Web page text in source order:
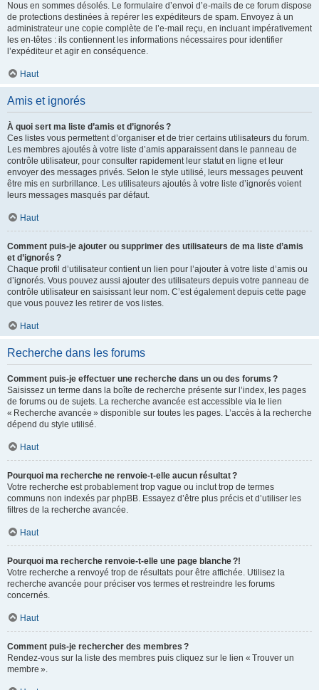
Nous en sommes désolés. Le formulaire d’envoi d’e-mails de ce forum dispose
de protections destinées à repérer les expéditeurs de spam. Envoyez à un
administrateur une copie complète de l’e-mail reçu, en incluant impérativement
les en-têtes : ils contiennent les informations nécessaires pour identifier
l’expéditeur et agir en conséquence.
Haut
Amis et ignorés
À quoi sert ma liste d’amis et d’ignorés ?
Ces listes vous permettent d’organiser et de trier certains utilisateurs du forum.
Les membres ajoutés à votre liste d’amis apparaissent dans le panneau de
contrôle utilisateur, pour consulter rapidement leur statut en ligne et leur
envoyer des messages privés. Selon le style utilisé, leurs messages peuvent
être mis en surbrillance. Les utilisateurs ajoutés à votre liste d’ignorés voient
leurs messages masqués par défaut.
Haut
Comment puis-je ajouter ou supprimer des utilisateurs de ma liste d’amis
et d’ignorés ?
Chaque profil d’utilisateur contient un lien pour l’ajouter à votre liste d’amis ou
d’ignorés. Vous pouvez aussi ajouter des utilisateurs depuis votre panneau de
contrôle utilisateur en saisissant leur nom. C’est également depuis cette page
que vous pouvez les retirer de vos listes.
Haut
Recherche dans les forums
Comment puis-je effectuer une recherche dans un ou des forums ?
Saisissez un terme dans la boîte de recherche présente sur l’index, les pages
de forums ou de sujets. La recherche avancée est accessible via le lien
« Recherche avancée » disponible sur toutes les pages. L’accès à la recherche
dépend du style utilisé.
Haut
Pourquoi ma recherche ne renvoie-t-elle aucun résultat ?
Votre recherche est probablement trop vague ou inclut trop de termes
communs non indexés par phpBB. Essayez d’être plus précis et d’utiliser les
filtres de la recherche avancée.
Haut
Pourquoi ma recherche renvoie-t-elle une page blanche ?!
Votre recherche a renvoyé trop de résultats pour être affichée. Utilisez la
recherche avancée pour préciser vos termes et restreindre les forums
concernés.
Haut
Comment puis-je rechercher des membres ?
Rendez-vous sur la liste des membres puis cliquez sur le lien « Trouver un
membre ».